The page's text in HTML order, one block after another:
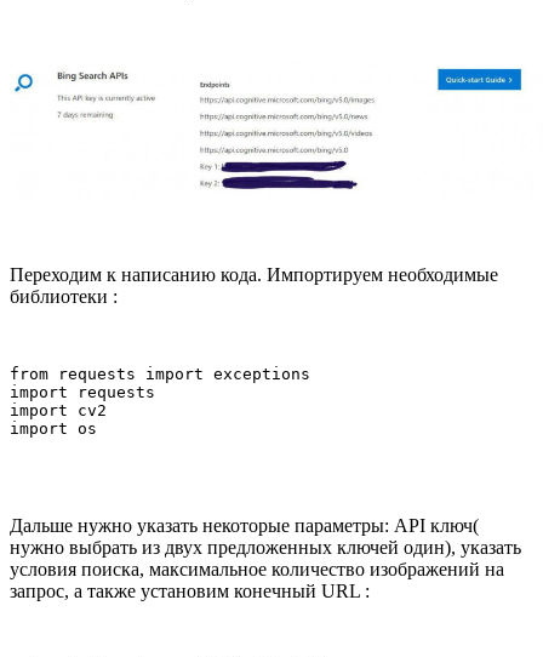
Переходим к написанию кода. Импортируем необходимые
библиотеки :
from requests import exceptions
import requests
import cv2
import os
Дальше нужно указать некоторые параметры: API ключ(
нужно выбрать из двух предложенных ключей один), указать
условия поиска, максимальное количество изображений на
запрос, а также установим конечный URL :